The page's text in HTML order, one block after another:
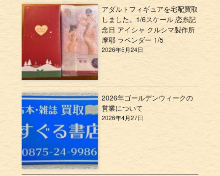
アダルトフィギュアを宅配買取
しました。1/6スケール 恋糸記
念日 アイシャ クルシマ製作所
摩耶 ラベンダー 1/5
2026年5月24日
2026年ゴールデンウィークの
営業について
2026年4月27日